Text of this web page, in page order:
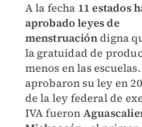
A la fecha 11 estados
aprobado leyes de
menstruacióndigna
la gratuidad de
menos en las
aprobaron su ley en
de la ley federal de
IVA fueron